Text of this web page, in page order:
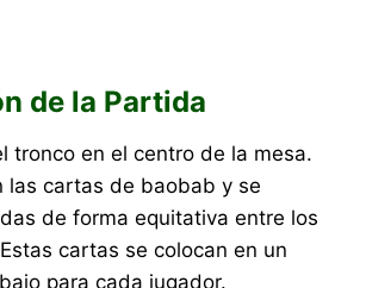
de la Partida
tronco en el centro de la mesa.
las cartas de baobab y se
de forma equitativa entre los
cartas se colocan en un
para cada jugador.